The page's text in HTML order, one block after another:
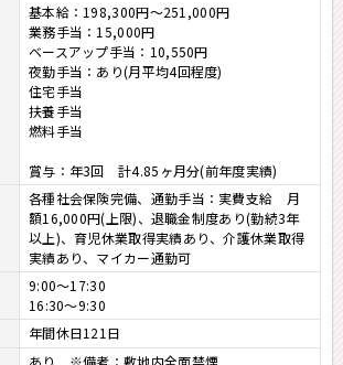
基本給：198,300円～251,000円
業務手当：15,000円
ベースアップ手当：10,550円
夜勤手当：あり(月平均4回程度)
住宅手当
扶養手当
燃料手当
賞与：年3回 計4.85ヶ月分(前年度実績)
各種社会保険完備、通勤手当：実費支給 月
額16,000円(上限)、退職金制度あり(勤続3年
以上)、育児休業取得実績あり、介護休業取得
実績あり、マイカー通勤可
9:00～17:30
16:30～9:30
年間休日121日
あり ※備考：敷地内全面禁煙